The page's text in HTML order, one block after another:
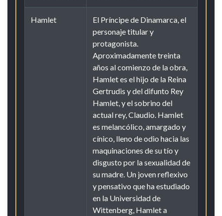
Hamlet
El Príncipe de Dinamarca, el
personaje titular y
protagonista.
Aproximadamente treinta
años al comienzo de la obra,
Hamlet es el hijo de la Reina
Gertrudis y del difunto Rey
Hamlet, y el sobrino del
actual rey, Claudio. Hamlet
es melancólico, amargado y
cínico, lleno de odio hacia las
maquinaciones de su tío y
disgusto por la sexualidad de
su madre. Un joven reflexivo
y pensativo que ha estudiado
en la Universidad de
Wittenberg, Hamlet a